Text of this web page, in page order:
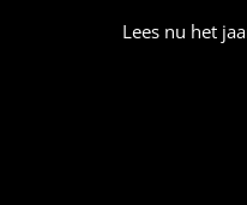
Lees nu het